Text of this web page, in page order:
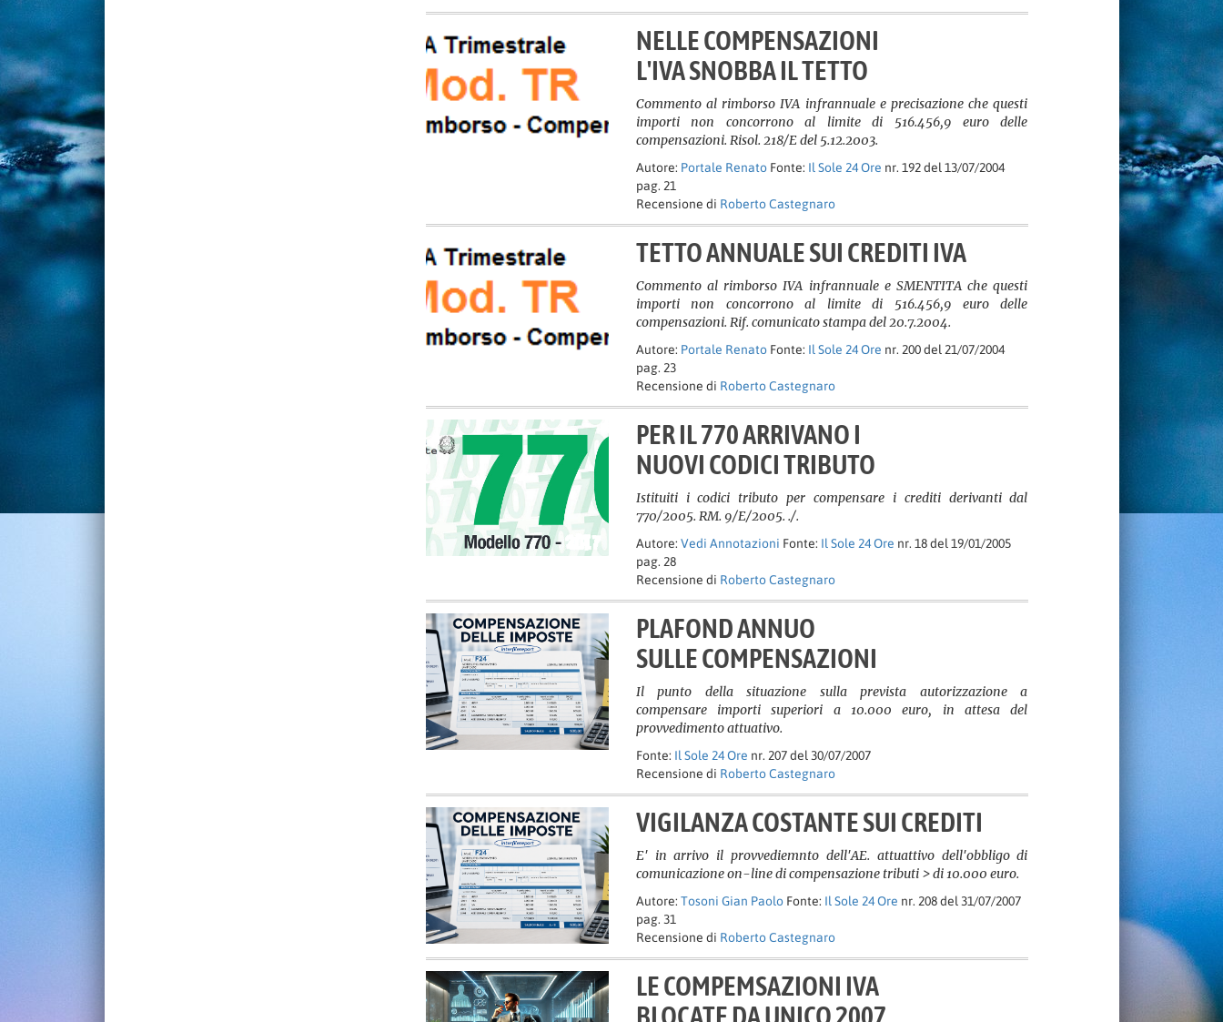
NELLE COMPENSAZIONI
L'IVA SNOBBA IL TETTO
Commento al rimborso IVA infrannuale e precisazione che questi
importi non concorrono al limite di 516.456,9 euro delle
compensazioni. Risol. 218/E del 5.12.2003.
Autore: Portale RenatoFonte: Il Sole 24 Ore nr. 192 del 13/07/2004
pag. 21
Recensione di Roberto Castegnaro
TETTO ANNUALE SUI CREDITI IVA
Commento al rimborso IVA infrannuale e SMENTITA che questi
importi non concorrono al limite di 516.456,9 euro delle
compensazioni. Rif. comunicato stampa del 20.7.2004.
Autore: Portale RenatoFonte: Il Sole 24 Ore nr. 200 del 21/07/2004
pag. 23
Recensione di Roberto Castegnaro
PER IL 770 ARRIVANO I
NUOVI CODICI TRIBUTO
Istituiti i codici tributo per compensare i crediti derivanti dal
770/2005. RM. 9/E/2005. ./.
Autore: Vedi Annotazioni Fonte: Il Sole 24 Ore nr. 18 del 19/01/2005
pag. 28
Recensione di Roberto Castegnaro
PLAFOND ANNUO
SULLE COMPENSAZIONI
Il punto della situazione sulla prevista autorizzazione a
compensare importi superiori a 10.000 euro, in attesa del
provvedimento attuativo.
Fonte: Il Sole 24 Ore nr. 207 del 30/07/2007
Recensione di Roberto Castegnaro
VIGILANZA COSTANTE SUI CREDITI
E' in arrivo il provvediemnto dell'AE. attuattivo dell'obbligo di
comunicazione on-line di compensazione tributi > di 10.000 euro.
Autore: Tosoni Gian PaoloFonte: Il Sole 24 Ore nr. 208 del 31/07/2007
pag. 31
Recensione di Roberto Castegnaro
LE COMPEMSAZIONI IVA
BLOCATE DA UNICO 2007